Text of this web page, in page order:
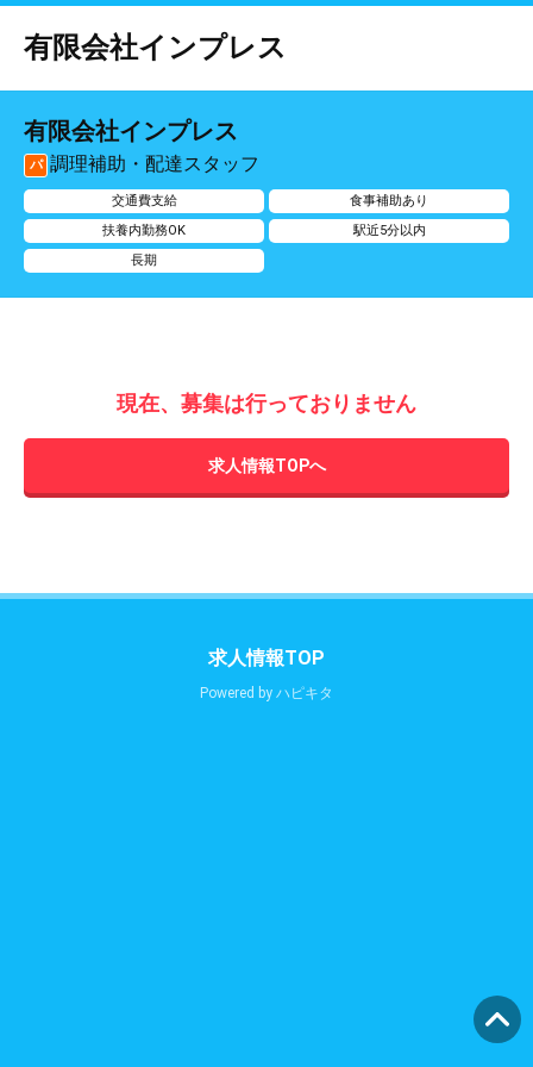
有限会社インプレス
有限会社インプレス
パ 調理補助・配達スタッフ
交通費支給
食事補助あり
扶養内勤務OK
駅近5分以内
長期
現在、募集は行っておりません
求人情報TOPへ
求人情報TOP
Powered by ハピキタ